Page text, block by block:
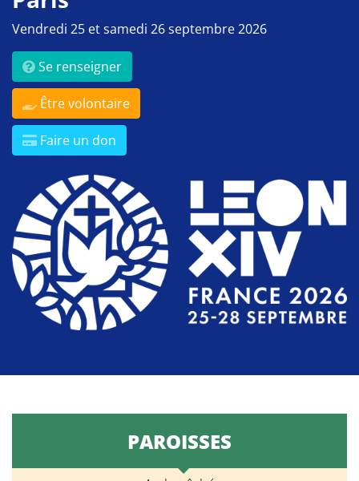
Vendredi 25 et samedi 26 septembre 2026
Se renseigner
Être volontaire
Faire un don
PAROISSES